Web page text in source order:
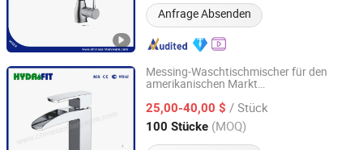
Anfrage Absenden
Messing-Waschtischmischer für den
amerikanischen Markt
Waschtischarmatur(AFT314-11C)
25,00-40,00 $ / Stück
100 Stücke (MOQ)
Ningbo Fit Sanitary Ware Co., Ltd.
Zhejiang, China Seit 2003